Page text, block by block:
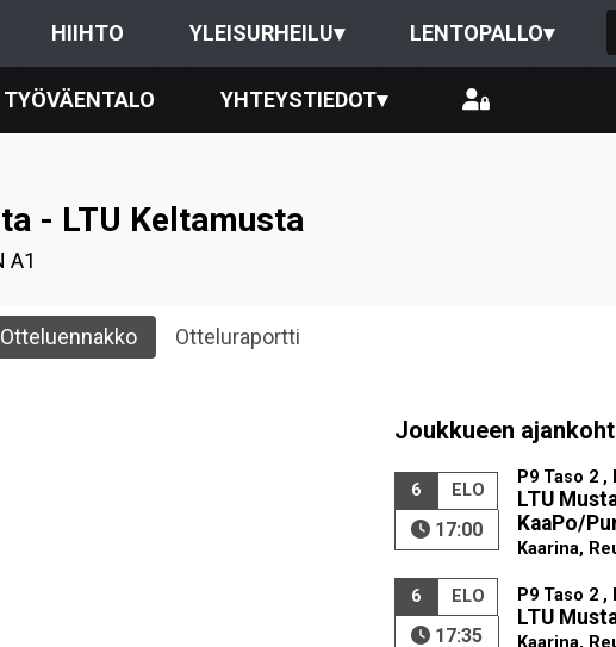
HIIHTO YLEISURHEILU▾ LENTOPALLO▾
TYÖVÄENTALO YHTEYSTIEDOT▾
- LTU Keltamusta
A1
Otteluennakko Otteluraportti
Joukkueen
6 ELO
17:00
P9 Taso 2 ,
LTU
KaaPo/
Kaarina,
6 ELO
17:35
P9 Taso 2 ,
LTU
Kaarina,